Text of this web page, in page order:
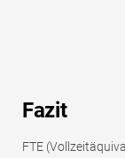
Fazit
FTE